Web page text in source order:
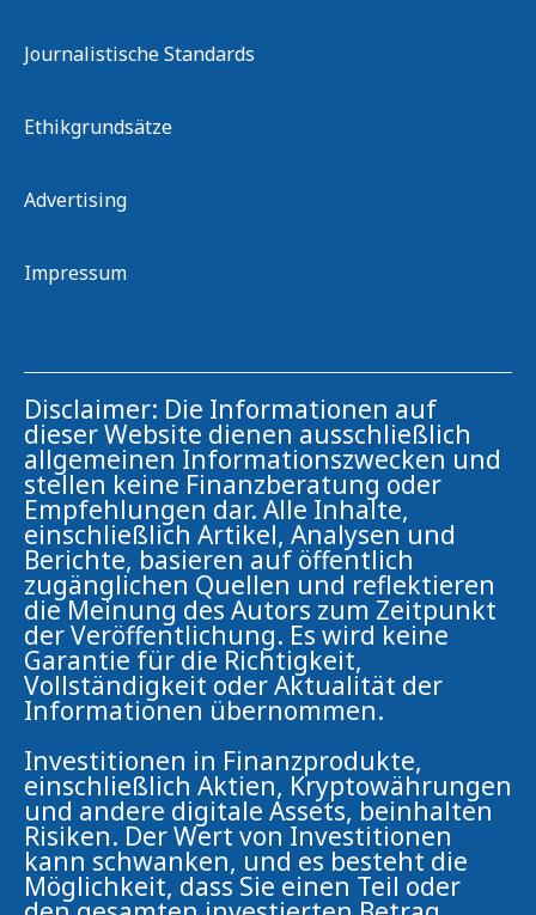
Journalistische Standards
Ethikgrundsätze
Advertising
Impressum
Disclaimer: Die Informationen auf
dieser Website dienen ausschließlich
allgemeinen Informationszwecken und
stellen keine Finanzberatung oder
Empfehlungen dar. Alle Inhalte,
einschließlich Artikel, Analysen und
Berichte, basieren auf öffentlich
zugänglichen Quellen und reflektieren
die Meinung des Autors zum Zeitpunkt
der Veröffentlichung. Es wird keine
Garantie für die Richtigkeit,
Vollständigkeit oder Aktualität der
Informationen übernommen.
Investitionen in Finanzprodukte,
einschließlich Aktien, Kryptowährungen
und andere digitale Assets, beinhalten
Risiken. Der Wert von Investitionen
kann schwanken, und es besteht die
Möglichkeit, dass Sie einen Teil oder